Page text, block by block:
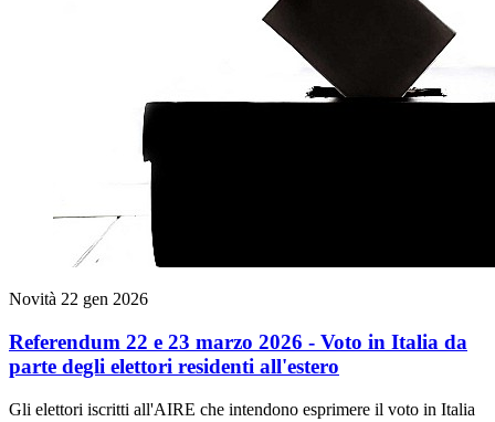
Novità 22 gen 2026
Referendum 22 e 23 marzo 2026 - Voto in Italia da
parte degli elettori residenti all'estero
Gli elettori iscritti all'AIRE che intendono esprimere il voto in Italia